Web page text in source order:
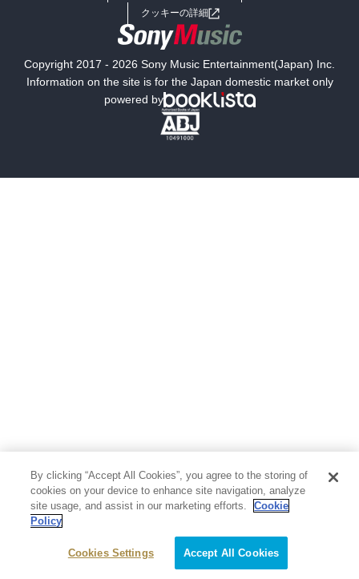
小説
海外小説
ミステリー SF
文学
芸術・アート 映画・音楽・演劇
写真集 教養
医学・福祉
クッキーの詳細
Copyright 2017 - 2026 Sony Music Entertainment(Japan) Inc.
Information on the site is for the Japan domestic market only
powered by
By clicking “Accept All Cookies”, you agree to the storing of
cookies on your device to enhance site navigation, analyze
site usage, and assist in our marketing efforts.
Cookie
Policy
Cookies Settings Accept All Cookies